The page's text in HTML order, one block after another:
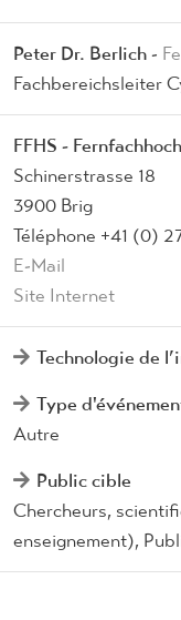
Peter Dr. Berlich-
Fachbereichsleiter
FFHS -
Schinerstrasse 18
3900 Brig
Téléphone +41 (0)
E-Mail
Site Internet
Technologie de
Type
Autre
Public cible
Chercheurs,
enseignement),